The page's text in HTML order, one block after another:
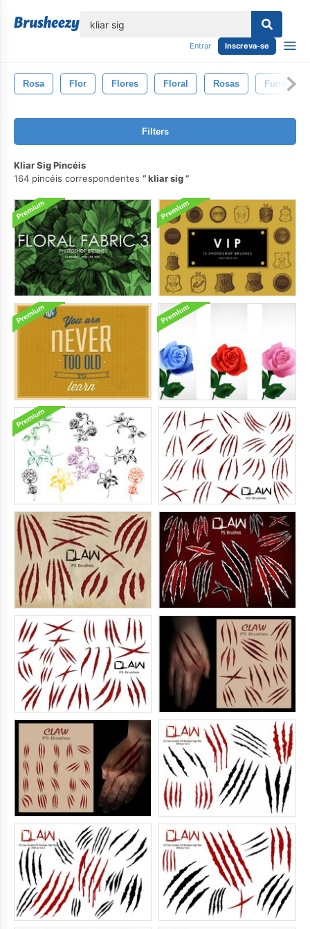
Entrar Inscreva-se
Rosa Flor Flores Floral Rosas Fundo
Filters
Kliar Sig Pincéis
164 pincéis correspondentes
kliar sig